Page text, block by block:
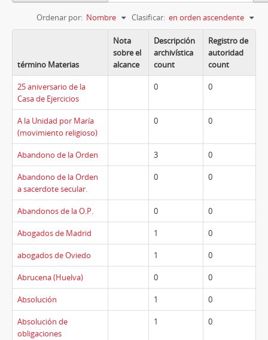
Ordenar por: Nombre Clasificar: en orden ascendente
término Materias
Nota
sobre el
alcance
Descripción
archivística
count
Registro de
autoridad
count
25 aniversario de la
Casa de Ejercicios
0 0
A la Unidad por María
(movimiento religioso)
0 0
Abandono de la Orden 3 0
Abandono de la Orden
a sacerdote secular.
0 0
Abandonos de la O.P. 0 0
Abogados de Madrid 1 0
abogados de Oviedo 1 0
Abrucena (Huelva) 0 0
Absolución 1 0
Absolución de
obligaciones
1 0